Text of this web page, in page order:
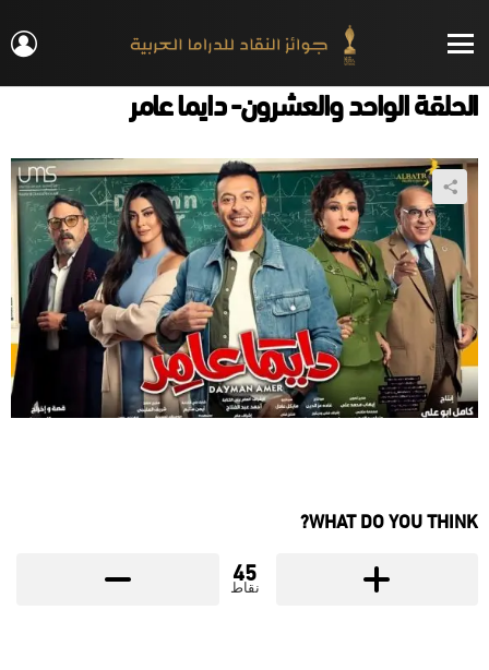
الحلقة الواحد والعشرون- دايما عامر
WHAT DO YOU THINK?
45
نقاط